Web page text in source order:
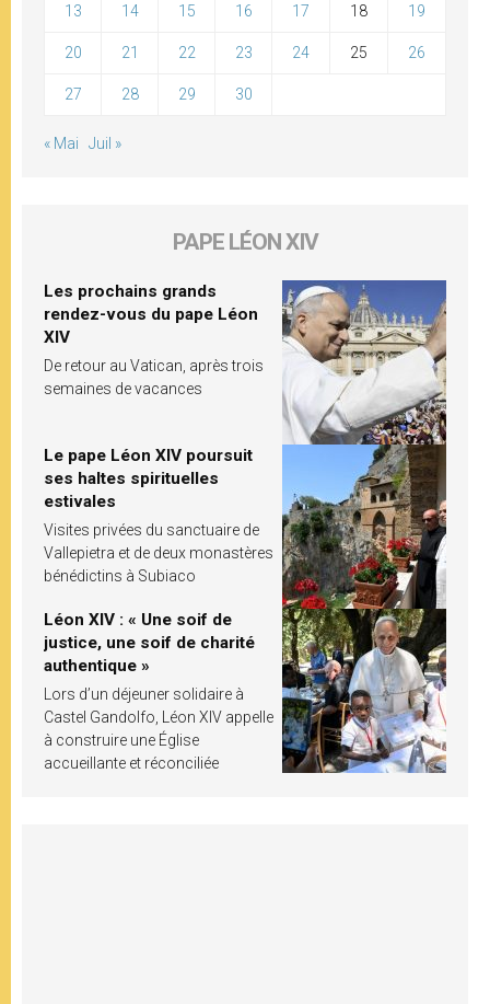
13 14 15 16 17 18 19
20 21 22 23 24 25 26
27 28 29 30
« Mai Juil »
PAPE LÉON XIV
Les prochains grands
rendez-vous du pape Léon
XIV
De retour au Vatican, après trois
semaines de vacances
Le pape Léon XIV poursuit
ses haltes spirituelles
estivales
Visites privées du sanctuaire de
Vallepietra et de deux monastères
bénédictins à Subiaco
Léon XIV : « Une soif de
justice, une soif de charité
authentique »
Lors d’un déjeuner solidaire à
Castel Gandolfo, Léon XIV appelle
à construire une Église
accueillante et réconciliée